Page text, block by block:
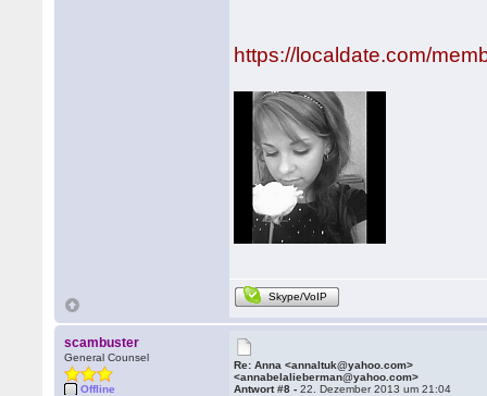
https://localdate.com/
Skype/VoIP
scambuster
General Counsel
Offline
Re: Anna <annaltuk@yahoo.com>
<annabelalieberman@yahoo.com>
Antwort #8 -22. Dezember 2013 um 21:04